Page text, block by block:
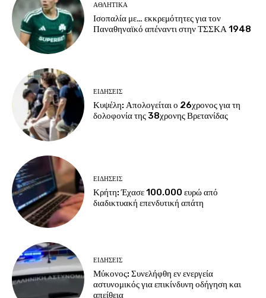
ΑΘΛΗΤΙΚΑ
Ισοπαλία με… εκκρεμότητες για τον
Παναθηναϊκό απέναντι στην ΤΣΣΚΑ 1948
ΕΙΔΗΣΕΙΣ
Κυψέλη: Απολογείται ο 26χρονος για τη
δολοφονία της 38χρονης Βρετανίδας
ΕΙΔΗΣΕΙΣ
Κρήτη: Έχασε 100.000 ευρώ από
διαδικτυακή επενδυτική απάτη
ΕΙΔΗΣΕΙΣ
Μύκονος: Συνελήφθη εν ενεργεία
αστυνομικός για επικίνδυνη οδήγηση και
απείθεια